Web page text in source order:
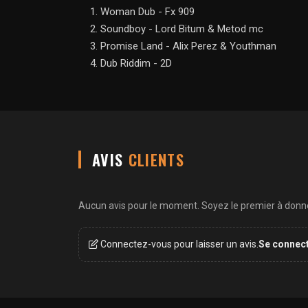
Woman Dub - Fx 909
Soundboy - Lord Bitum & Metod mc
Promise Land - Alix Perez & Youthman
Dub Riddim - 2D
AVIS CLIENTS
Aucun avis pour le moment. Soyez le premier à
Connectez-vous pour laisser un avis.Se